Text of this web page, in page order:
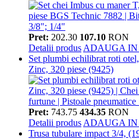
Pret: 202.30 107.10 RON
Detalii produs ADAUGA IN
Set plumbi echilibrat roti
Zinc, 320 piese (9425)
Pret: 743.75 434.35 RON
Detalii produs ADAUGA IN
Trusa tubulare impact 3/4,